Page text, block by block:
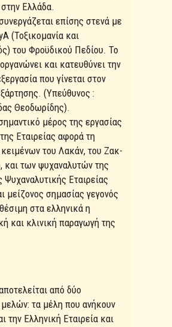
Ελλάδα.
επίσης στενά με
(Τοξικομανία και
του Φροϋδικού Πεδίου. Το
και κατευθύνει την
που γίνεται στον
(Υπεύθυνος :
Θεοδωρίδης).
μέρος της εργασίας
Εταιρείας αφορά τη
του Λακάν, του Ζακ-
και των ψυχαναλυτών της
Εταιρείας
μείζονος σημασίας γεγονός
στα ελληνικά η
και κλινική παραγωγή της
από δύο
μελών: τα μέλη που ανήκουν
την Ελληνική Εταιρεία και